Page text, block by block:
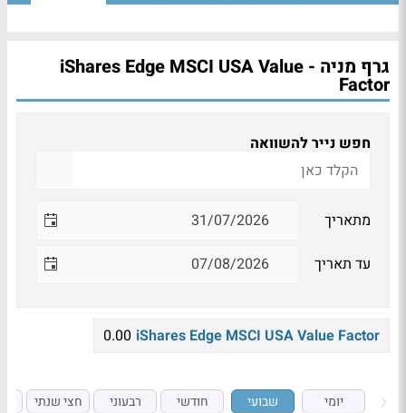
גרף מניה - iShares Edge MSCI USA Value
Factor
חפש נייר להשוואה
מתאריך
עד תאריך
iShares Edge MSCI USA Value Factor
0.00
יומי שבועי חודשי רבעוני חצי שנתי